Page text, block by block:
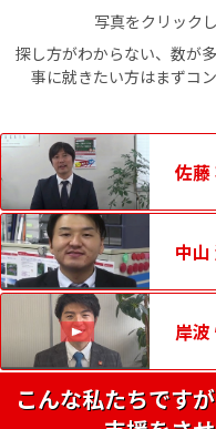
写真をクリック
探し方がわからない、数が
事に就きたい方はまずコ
佐藤
中山
岸波
こんな私たちです